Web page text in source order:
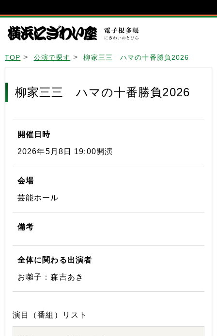
TOP 公演で探す 柳家三三 ハマの十番勝負2026
柳家三三 ハマの十番勝負2026
開催日時
2026年5月8日 19:00開演
会場
芸能ホール
備考
全体に関わる出演者
お囃子：森吉あき
演目（番組）リスト